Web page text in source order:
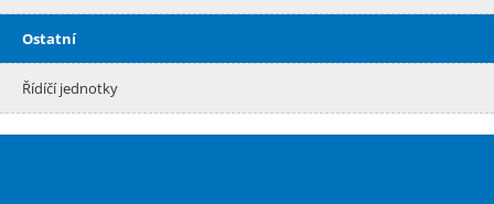
Ostatní
Řídíčí jednotky